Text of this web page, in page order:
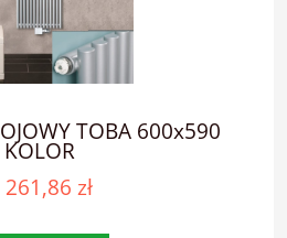
TOBA 600x590
KOLOR
261,86 zł